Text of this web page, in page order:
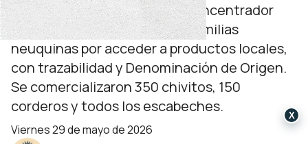
La actividad en el Mercado Concentrador
reflejó el gran interés de las familias
neuquinas por acceder a productos locales,
con trazabilidad y Denominación de Origen.
Se comercializaron 350 chivitos, 150
corderos y todos los escabeches.
viernes 29 de mayo de 2026
X